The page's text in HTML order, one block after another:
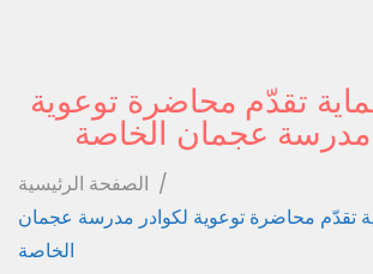
تقدّم محاضرة توعوية
مدرسة عجمان الخاصة
الصفحة الرئيسية /
تقدّم محاضرة توعوية لكوادر مدرسة عجمان
الخاصة